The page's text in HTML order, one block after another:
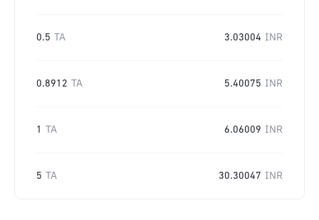
0.5 TA 3.03004 INR
0.8912 TA 5.40075 INR
1 TA 6.06009 INR
5 TA 30.30047 INR